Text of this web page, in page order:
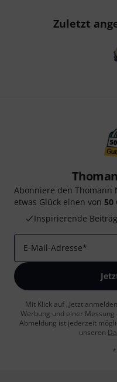
Zuletzt
Abonniere den
etwas Glück einen von 50
Inspirierende
E-Mail-Adresse*
Mit Klick auf „Jetzt
Werbung und einer
Abmeldung ist jederzeit
unseren